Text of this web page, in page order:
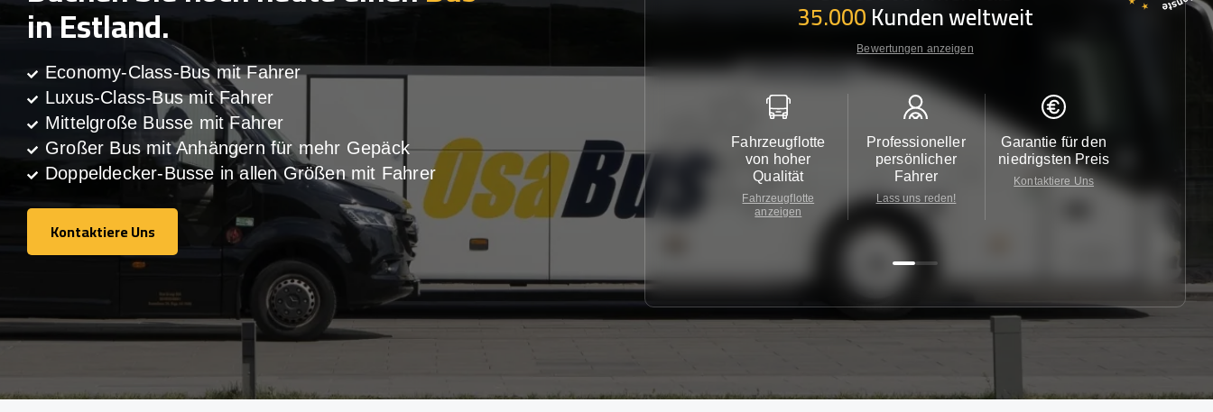
in Estland.
Economy-Class-Bus mit Fahrer
Luxus-Class-Bus mit Fahrer
Mittelgroße Busse mit Fahrer
Großer Bus mit Anhängern für mehr Gepäck
Doppeldecker-Busse in allen Größen mit Fahrer
Kontaktiere Uns
Kontaktiere Uns
35.000Kunden weltweit
Bewertungen anzeigen
Fahrzeugflotte
von hoher
Qualität
Fahrzeugflotte
anzeigen
Professioneller
persönlicher
Fahrer
Lass uns reden!
Garantie für den
niedrigsten Preis
Kontaktiere Uns